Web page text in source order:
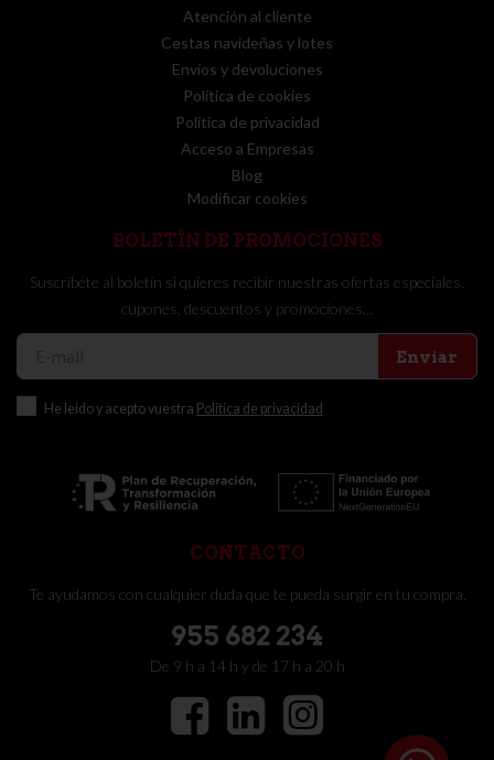
Atención al cliente
Cestas navideñas y lotes
Envíos y devoluciones
Política de cookies
Política de privacidad
Acceso a Empresas
Blog
Modificar cookies
BOLETÍN DE PROMOCIONES
Suscríbete al boletín si quieres recibir nuestras ofertas especiales,
cupones, descuentos y promociones…
Enviar
He leído y acepto vuestra Política de privacidad
CONTACTO
Te ayudamos con cualquier duda que te pueda surgir en tu compra.
955 682 234
De 9 h a 14 h y de 17 h a 20 h